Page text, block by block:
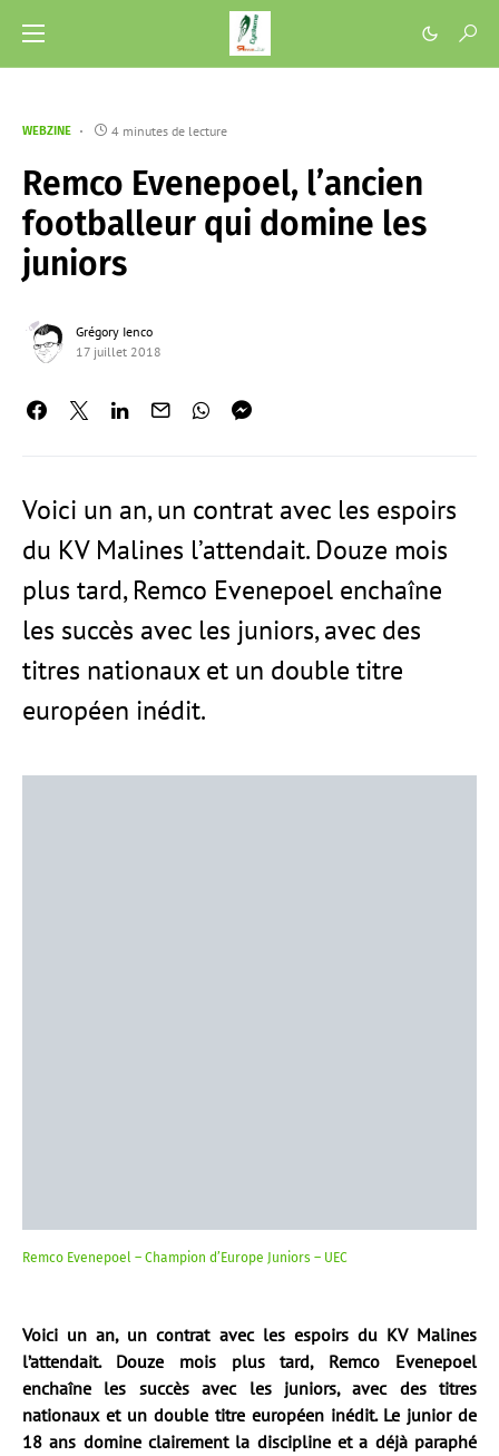
WEBZINE 4 minutes de lecture
Remco Evenepoel, l’ancien
footballeur qui domine les
juniors
Grégory Ienco
17 juillet 2018
Voici un an, un contrat avec les espoirs
du KV Malines l’attendait. Douze mois
plus tard, Remco Evenepoel enchaîne
les succès avec les juniors, avec des
titres nationaux et un double titre
européen inédit.
Remco Evenepoel – Champion d’Europe Juniors – UEC
Voici un an, un contrat avec les espoirs du KV Malines
l’attendait. Douze mois plus tard, Remco Evenepoel
enchaîne les succès avec les juniors, avec des titres
nationaux et un double titre européen inédit. Le junior de
18 ans domine clairement la discipline et a déjà paraphé